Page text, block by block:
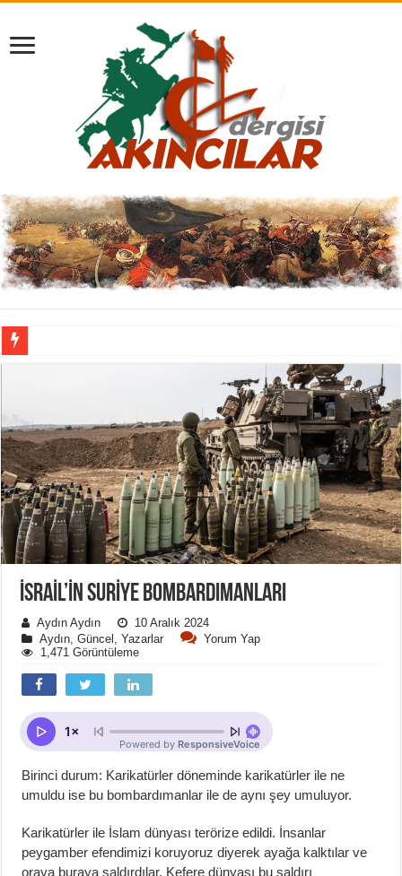
İSRAİL’İN SURİYE BOMBARDIMANLARI
Aydın Aydın
10 Aralık 2024
Aydın ,Güncel ,Yazarlar
Yorum Yap
1,471 Görüntüleme
Birinci durum: Karikatürler döneminde karikatürler ile ne
umuldu ise bu bombardımanlar ile de aynı şey umuluyor.
Karikatürler ile İslam dünyası terörize edildi. İnsanlar
peygamber efendimizi koruyoruz diyerek ayağa kalktılar ve
oraya buraya saldırdılar. Kefere dünyası bu saldırı